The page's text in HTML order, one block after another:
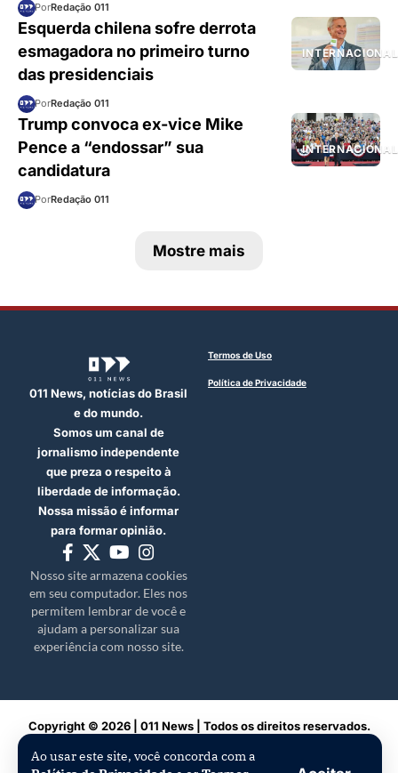
Ao usar este site, você concorda com a
PorRedação 011
INTERNACIONAL
Esquerda chilena sofre derrota
esmagadora no primeiro turno
das presidenciais
PorRedação 011
INTERNACIONAL
Trump convoca ex-vice Mike
Pence a “endossar” sua
candidatura
PorRedação 011
Mostre mais
011 News, notícias do Brasil
e do mundo.
Somos um canal de
jornalismo independente
que preza o respeito à
liberdade de informação.
Nossa missão é informar
para formar opinião.
Nosso site armazena cookies
em seu computador. Eles nos
permitem lembrar de você e
ajudam a personalizar sua
experiência com nosso site.
Termos de Uso
Política de Privacidade
Copyright © 2026 | 011 News | Todos os direitos reservados.